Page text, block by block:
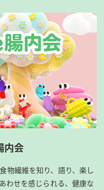
内会
物繊維を知り、語り、楽し
わせを感じられる、健康な